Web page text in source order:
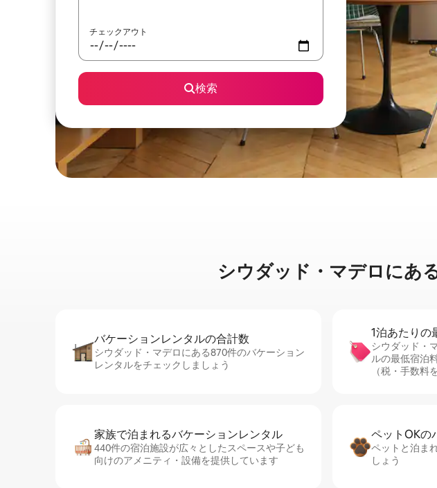
チェックアウト
検索
シウダッド・マデロに⁠あ⁠
バケーションレ⁠ン⁠タ⁠ル⁠の合⁠計⁠数
シウダッド・マデロにある870件のバケーション
レンタルをチェックしましょう
1泊あたりの
シウダッド・
ルの最低宿泊
（税・手数料
家族で泊まれるバ⁠ケ⁠ー⁠シ⁠ョ⁠ンレ⁠ン⁠タ⁠ル
440件の宿泊施設が広々としたスペースや子ども
向けのアメニティ・設備を提供しています
ペットOKの
ペットと泊ま
しょう